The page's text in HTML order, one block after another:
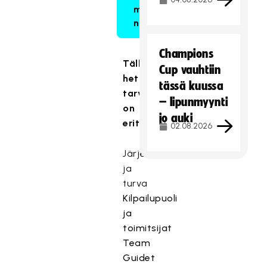
mukaan
nyt!
Tällä
hetkellä
tarve
on
erityisesti:
Järjestyksenvalvonta
ja
turva
Kilpailupuoli
ja
toimitsijat
Team
Guidet
Champions
Cup vauhtiin
tässä kuussa
– lipunmyynti
jo auki
02.08.2026